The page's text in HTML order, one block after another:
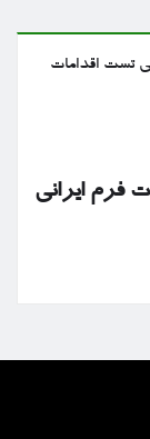
فرم ایرانی